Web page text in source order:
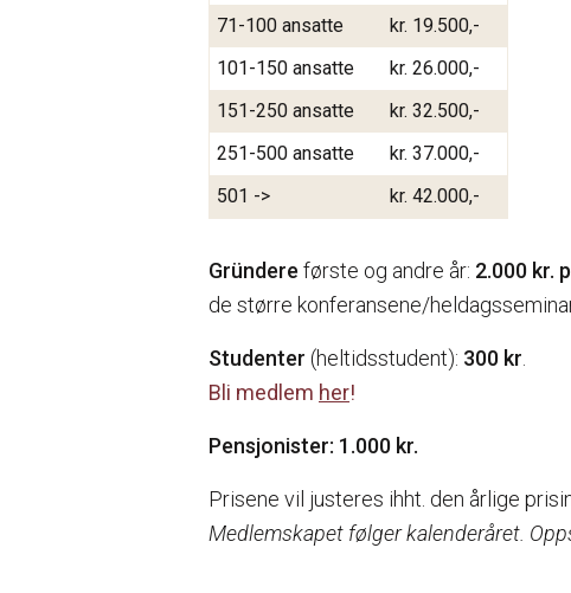
71-100 ansatte
kr. 19.500,-
101-150 ansatte
kr. 26.000,-
151-250 ansatte
kr. 32.500,-
251-500 ansatte
kr. 37.000,-
501 ->
kr. 42.000,-
Gründere første og andre år: 2.000 kr.
de større konferansene/
Studenter (heltidsstudent): 300 kr
Bli medlem her!
Pensjonister: 1.000 kr.
Prisene vil justeres ihht. den årlige
Medlemskapet følger kalenderåret.